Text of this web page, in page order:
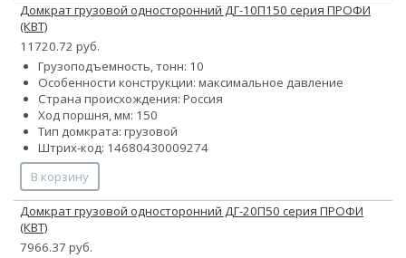
Домкрат грузовой односторонний ДГ-10П150 серия ПРОФИ
(КВТ)
11720.72 руб.
Грузоподъемность, тонн: 10
Особенности конструкции: максимальное давление
Страна происхождения: Россия
Ход поршня, мм: 150
Тип домкрата: грузовой
Штрих-код: 14680430009274
В корзину
Домкрат грузовой односторонний ДГ-20П50 серия ПРОФИ
(КВТ)
7966.37 руб.